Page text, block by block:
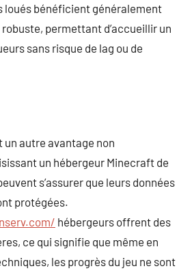
loués bénéficient généralement
permettant d’accueillir un
sans risque de lag ou de
autre avantage non
un hébergeur Minecraft de
s’assurer que leurs données
protégées.
hébergeurs offrent des
ce qui signifie que même en
les progrès du jeu ne sont